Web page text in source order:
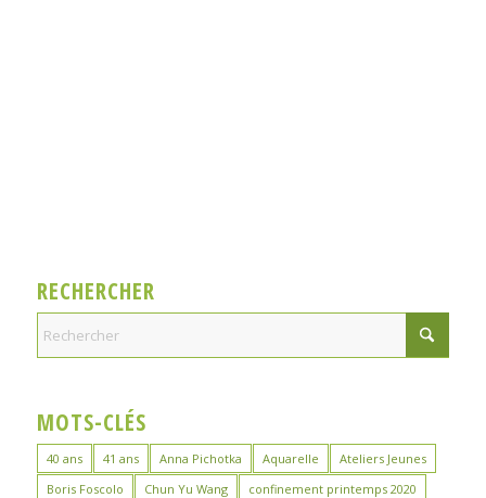
RECHERCHER
MOTS-CLÉS
40 ans 41 ans Anna Pichotka Aquarelle
Ateliers Jeunes
Boris Foscolo
Chun Yu Wang
confinement printemps 2020